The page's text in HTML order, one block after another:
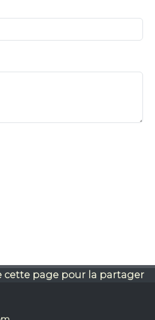
cette page pour la partager